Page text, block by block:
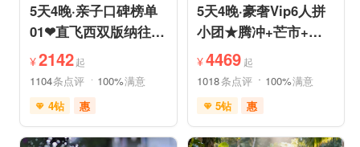
5天4晚·亲子口碑榜单
01❤直飞西双版纳往返
机票❤拼小团轻奢0购
物纯玩
¥2142起
1104条点评 100%满意
4钻
惠
免费接送机
充足自由时间
品质游
5天4晚·豪奢Vip6人拼
小团★腾冲+芒市+瑞
丽★直飞往返轻松旅途
¥4469 起
1018条点评 100%满意
5钻
惠
充足自由时间
免费接送机
品质游